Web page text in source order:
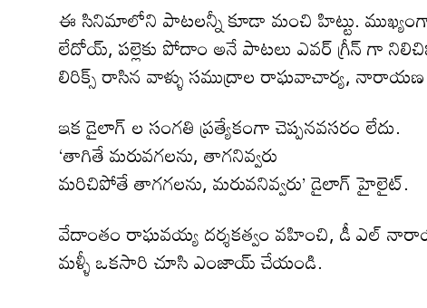
ఈ సినిమాలోని పాటలన్నీ కూడా మంచి హిట్టు.
లేదోయ్, పల్లెకు పోదాం అనే పాటలు ఎవర్ గ్రీన్ గా
లిరిక్స్ రాసిన వాళ్ళు సముద్రాల రాఘవాచార్య, నారాయణ
ఇక డైలాగ్ ల సంగతి ప్రత్యేకంగా చెప్పనవసరం లేదు.
‘తాగితే మరువగలను, తాగనివ్వరు
మరిచిపోతే తాగగలను, మరువనివ్వరు’ డైలాగ్ హైలైట్.
వేదాంతం రాఘవయ్య దర్శకత్వం వహించి, డీ ఎల్
మళ్ళీ ఒకసారి చూసి ఎంజాయ్ చేయండి.